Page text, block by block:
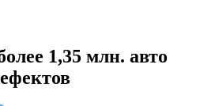
1,35 млн. авто